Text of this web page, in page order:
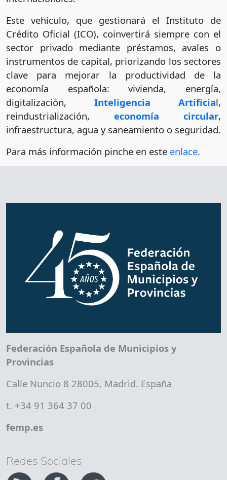
Este vehículo, que gestionará el Instituto de
Crédito Oficial (ICO), coinvertirá siempre con el
sector privado mediante préstamos, avales o
instrumentos de capital, priorizando los sectores
clave para mejorar la productividad de la
economía española: vivienda, energía,
digitalización, Inteligencia Artificial,
reindustrialización, economía circular,
infraestructura, agua y saneamiento o seguridad.
Para más información pinche en este enlace.
Federación Española de Municipios y
Provincias
Calle Nuncio 8 28005, Madrid. España
t. +34 91 364 37 00
femp.es
Redes Sociales